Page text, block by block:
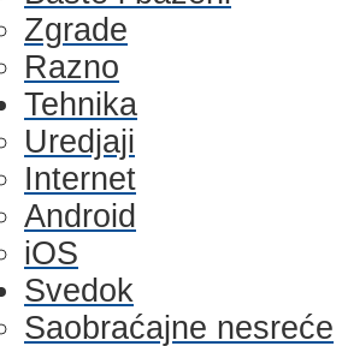
Zgrade
Razno
Tehnika
Uredjaji
Internet
Android
iOS
Svedok
Saobraćajne nesreće